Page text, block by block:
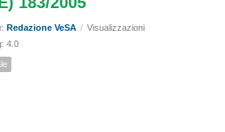
Redazione VeSA / Visualizzazioni
4.0